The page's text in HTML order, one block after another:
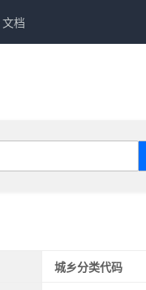
文档
城乡分类代码